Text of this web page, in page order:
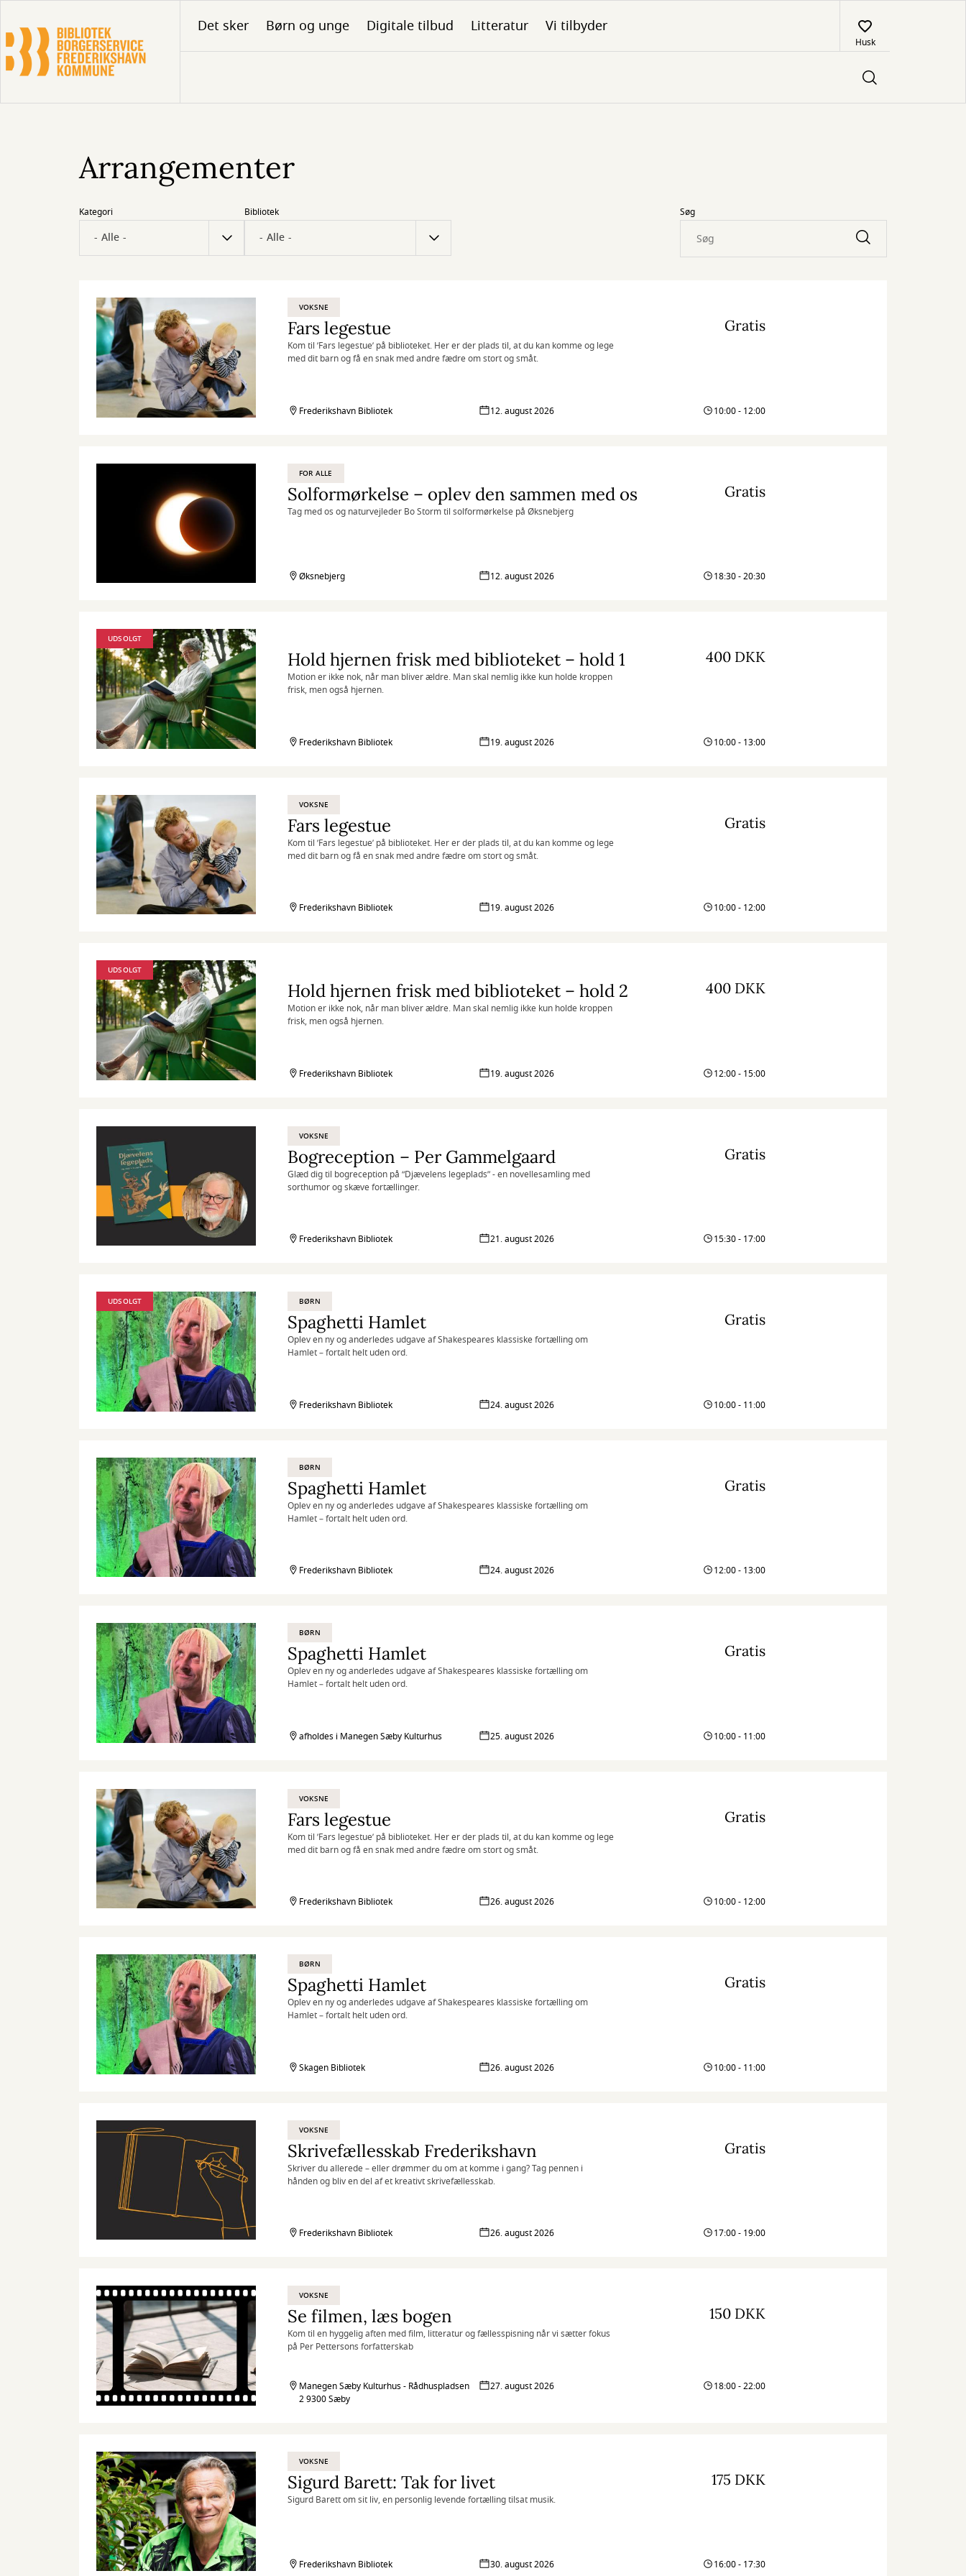
hovedindhold
Det sker Børn og unge Digitale tilbud Litteratur Vi tilbyder
Husk
Arrangementer
Kategori Bibliotek Søg
VOKSNE
Fars legestue
Kom til ’Fars legestue’ på biblioteket. Her er der plads til, at du kan komme og lege
med dit barn og få en snak med andre fædre om stort og småt.
Gratis
Frederikshavn Bibliotek 12. august 2026 10:00 - 12:00
FOR ALLE
Solformørkelse – oplev den sammen med os
Tag med os og naturvejleder Bo Storm til solformørkelse på Øksnebjerg
Gratis
Øksnebjerg 12. august 2026 18:30 - 20:30
UDSOLGT
Hold hjernen frisk med biblioteket – hold 1
Motion er ikke nok, når man bliver ældre. Man skal nemlig ikke kun holde kroppen
frisk, men også hjernen.
400 DKK
Frederikshavn Bibliotek 19. august 2026 10:00 - 13:00
VOKSNE
Fars legestue
Kom til ’Fars legestue’ på biblioteket. Her er der plads til, at du kan komme og lege
med dit barn og få en snak med andre fædre om stort og småt.
Gratis
Frederikshavn Bibliotek 19. august 2026 10:00 - 12:00
UDSOLGT
Hold hjernen frisk med biblioteket – hold 2
Motion er ikke nok, når man bliver ældre. Man skal nemlig ikke kun holde kroppen
frisk, men også hjernen.
400 DKK
Frederikshavn Bibliotek 19. august 2026 12:00 - 15:00
VOKSNE
Bogreception – Per Gammelgaard
Glæd dig til bogreception på “Djævelens legeplads” - en novellesamling med
sorthumor og skæve fortællinger.
Gratis
Frederikshavn Bibliotek 21. august 2026 15:30 - 17:00
UDSOLGT BØRN
Spaghetti Hamlet
Oplev en ny og anderledes udgave af Shakespeares klassiske fortælling om
Hamlet – fortalt helt uden ord.
Gratis
Frederikshavn Bibliotek 24. august 2026 10:00 - 11:00
BØRN
Spaghetti Hamlet
Oplev en ny og anderledes udgave af Shakespeares klassiske fortælling om
Hamlet – fortalt helt uden ord.
Gratis
Frederikshavn Bibliotek 24. august 2026 12:00 - 13:00
BØRN
Spaghetti Hamlet
Oplev en ny og anderledes udgave af Shakespeares klassiske fortælling om
Hamlet – fortalt helt uden ord.
Gratis
afholdes i Manegen Sæby Kulturhus 25. august 2026 10:00 - 11:00
VOKSNE
Fars legestue
Kom til ’Fars legestue’ på biblioteket. Her er der plads til, at du kan komme og lege
med dit barn og få en snak med andre fædre om stort og småt.
Gratis
Frederikshavn Bibliotek 26. august 2026 10:00 - 12:00
BØRN
Spaghetti Hamlet
Oplev en ny og anderledes udgave af Shakespeares klassiske fortælling om
Hamlet – fortalt helt uden ord.
Gratis
Skagen Bibliotek 26. august 2026 10:00 - 11:00
VOKSNE
Skrivefællesskab Frederikshavn
Skriver du allerede – eller drømmer du om at komme i gang? Tag pennen i
hånden og bliv en del af et kreativt skrivefællesskab.
Gratis
Frederikshavn Bibliotek 26. august 2026 17:00 - 19:00
VOKSNE
Se filmen, læs bogen
Kom til en hyggelig aften med film, litteratur og fællesspisning når vi sætter fokus
på Per Pettersons forfatterskab
150 DKK
Manegen Sæby Kulturhus - Rådhuspladsen
2 9300 Sæby
27. august 2026 18:00 - 22:00
VOKSNE
Sigurd Barett: Tak for livet
Sigurd Barett om sit liv, en personlig levende fortælling tilsat musik.
175 DKK
Frederikshavn Bibliotek 30. august 2026 16:00 - 17:30